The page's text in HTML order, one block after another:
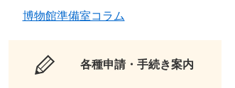
博物館準備室コラム
各種申請・手続き案内